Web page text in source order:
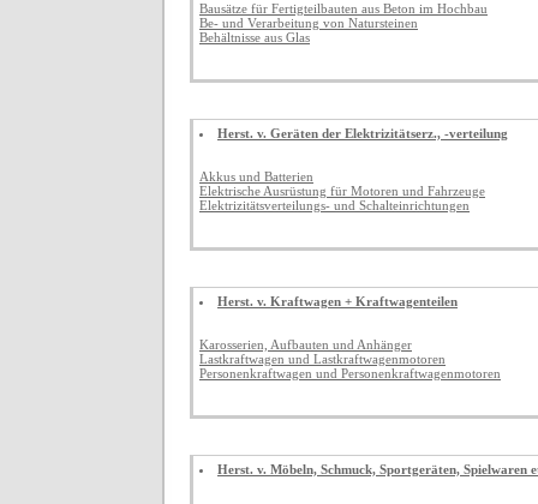
Bausätze für Fertigteilbauten aus Beton im Hochbau
Be- und Verarbeitung von Natursteinen
Behältnisse aus Glas
Herst. v. Geräten der Elektrizitätserz., -verteilung
Akkus und Batterien
Elektrische Ausrüstung für Motoren und Fahrzeuge
Elektrizitätsverteilungs- und Schalteinrichtungen
Herst. v. Kraftwagen + Kraftwagenteilen
Karosserien, Aufbauten und Anhänger
Lastkraftwagen und Lastkraftwagenmotoren
Personenkraftwagen und Personenkraftwagenmotoren
Herst. v. Möbeln, Schmuck, Sportgeräten, Spielwaren